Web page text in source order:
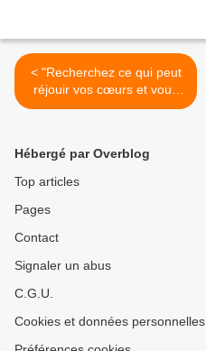
< "Recherchez ce qui peut
réjouir vos cœurs et vous
pousser à rendre grâce à
Hébergé par Overblog
Top articles
Pages
Contact
Signaler un abus
C.G.U.
Cookies et données personnelles